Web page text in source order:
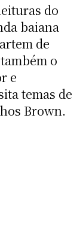
do
baiana
de
o
e
temas de
Brown.